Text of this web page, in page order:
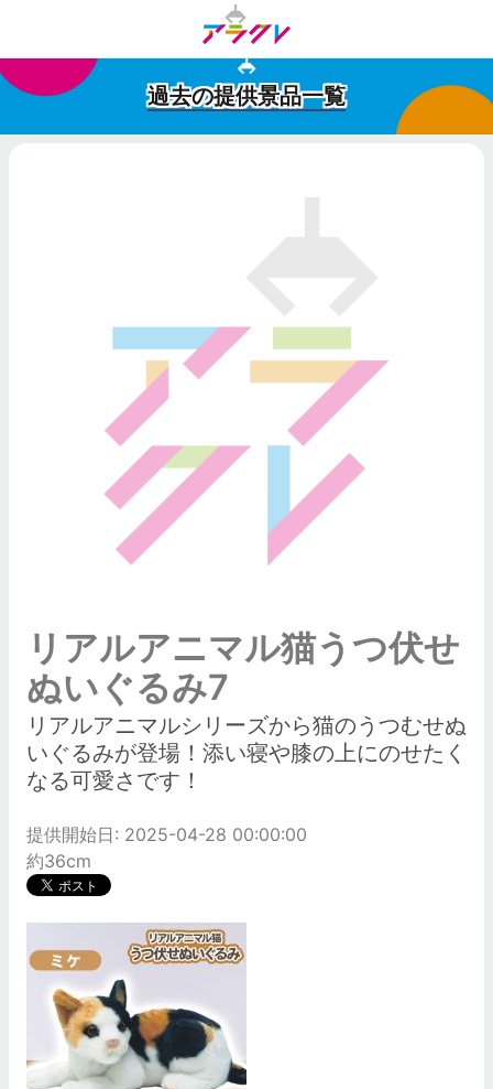
過去の提供景品一覧
リアルアニマル猫うつ伏せ
ぬいぐるみ7
リアルアニマルシリーズから猫のうつむせぬ
いぐるみが登場！添い寝や膝の上にのせたく
なる可愛さです！
提供開始日: 2025-04-28 00:00:00
約36cm